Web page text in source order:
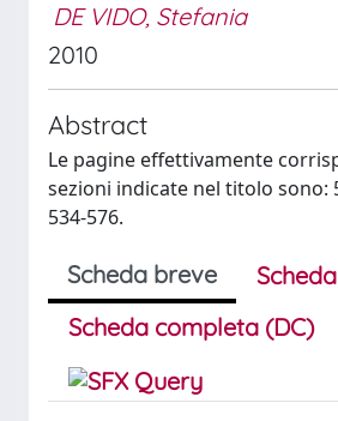
DE VIDO, Stefania
2010
Abstract
Le pagine effettivamente
sezioni indicate nel titolo sono:
534-576.
Scheda breve
Scheda completa (DC)